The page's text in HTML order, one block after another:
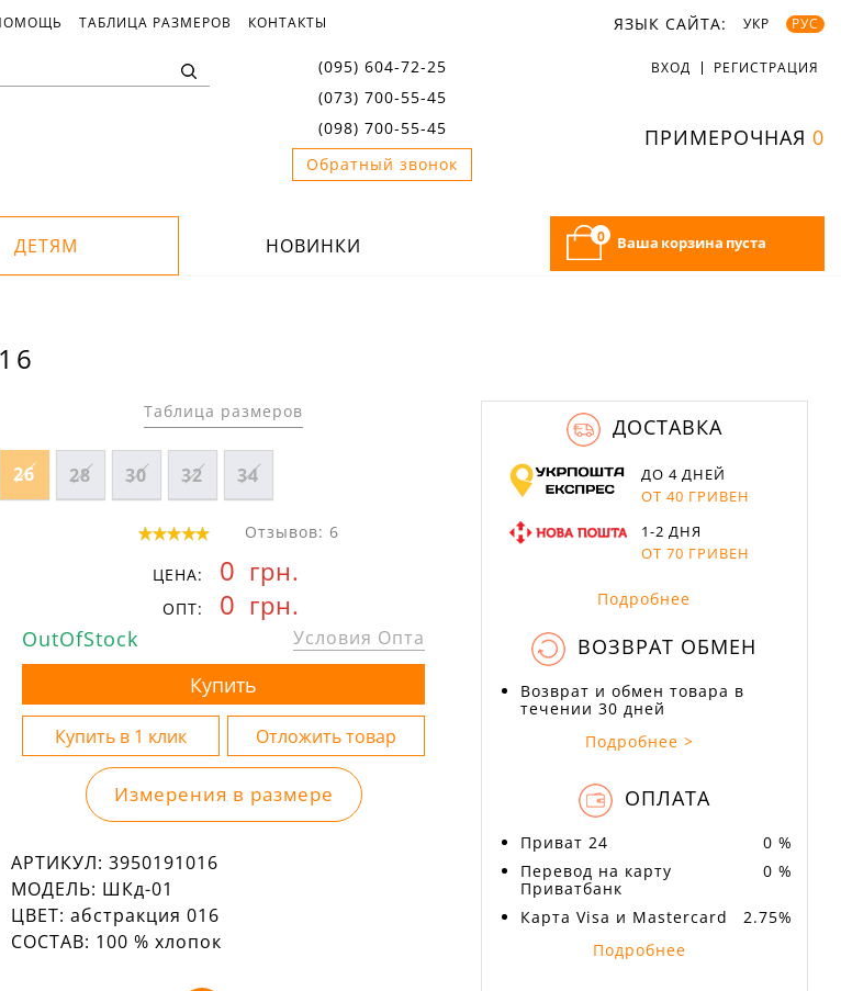
ТАБЛИЦА РАЗМЕРОВ КОНТАКТЫ ЯЗЫК САЙТА: УКР РУС
(095) 604-72-25
(073) 700-55-45
(098) 700-55-45
Обратный звонок
ВХОД РЕГИСТРАЦИЯ
ПРИМЕРОЧНАЯ 0
0 Ваша корзина пуста
ДЕТЯМ НОВИНКИ
Таблица размеров
26 28 30 32 34
Отзывов: 6
ЦЕНА: 0 грн.
ОПТ: 0 грн.
OutOfStock Условия Опта
Измерения в размере
АРТИКУЛ: 3950191016
МОДЕЛЬ: ШКд-01
ЦВЕТ: абстракция 016
СОСТАВ: 100 % хлопок
ДОСТАВКА
ДО 4 ДНЕЙ
ОТ 40 ГРИВЕН
1-2 ДНЯ
ОТ 70 ГРИВЕН
Подробнее
ВОЗВРАТ ОБМЕН
Возврат и обмен товара в
течении 30 дней
Подробнее >
ОПЛАТА
Приват 24
0 %
Перевод на карту
Приватбанк
0 %
Карта Visa и Mastercard
2.75%
Подробнее